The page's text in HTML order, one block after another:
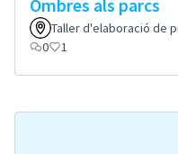
Ombres als parcs
Taller d'elaboració de
0
1